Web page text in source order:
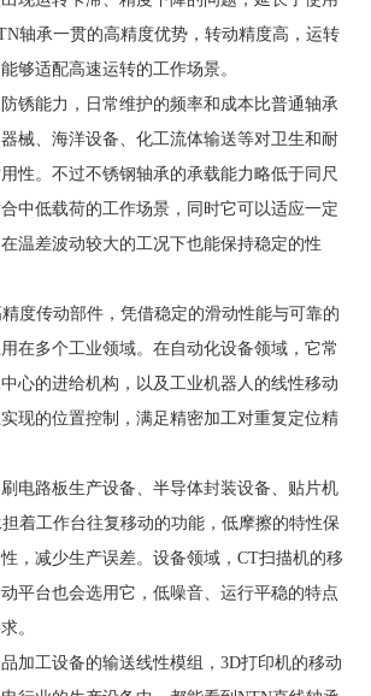
轴承一贯的高精度优势，转动精度高，运转
够适配高速运转的工作场景。
锈能力，日常维护的频率和成本比普通轴承
械、海洋设备、化工流体输送等对卫生和耐
性。不过不锈钢轴承的承载能力略低于同尺
中低载荷的工作场景，同时它可以适应一定
温差波动较大的工况下也能保持稳定的性
度传动部件，凭借稳定的滑动性能与可靠的
在多个工业领域。在自动化设备领域，它常
心的进给机构，以及工业机器人的线性移动
现的位置控制，满足精密加工对重复定位精
电路板生产设备、半导体封装设备、贴片机
着工作台往复移动的功能，低摩擦的特性保
，减少生产误差。设备领域，CT扫描机的移
平台也会选用它，低噪音、运行平稳的特点
。
加工设备的输送线性模组，3D打印机的移动